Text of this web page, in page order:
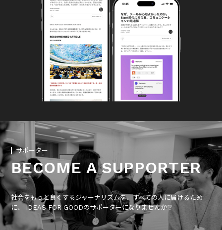
サポーター
BECOME A SUPPORTER
社会をもっと良くするジャーナリズムを、すべての人に届けるため
に、 IDEAS FOR GOODのサポーターになりませんか？